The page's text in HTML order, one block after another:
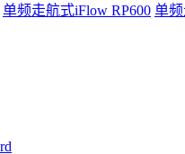
单频走航式iFlow RP600 单